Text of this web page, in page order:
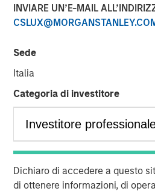
INVIARE UN’E-MAIL
Sede
Italia
Categoria di investitore
Dichiaro di accedere a questo
di ottenere informazioni, di
Morgan Stanley Infrastructure,
infrastructure investing platform
Stanley Infrastructure Partners
ownership stake to 100 percent
Star Central Gas Pipeline
percent economic stake with 50
rights in Southern Star in March
Southern Star is the primary
natural gas storage facility